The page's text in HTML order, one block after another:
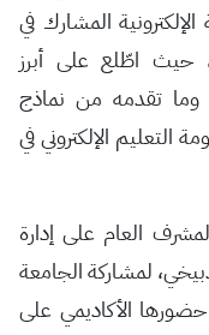
المشارك في
ومعرض نافسا الدولي 2026، حيث اطّلع على أبرز
وما تقدمه من نماذج
الإلكتروني في
العام على إدارة
لمشاركة الجامعة
حضورها الأكاديمي على